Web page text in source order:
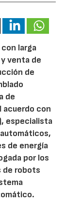
con larga
venta de
de
de
acuerdo con
especialista
de energía
por los
de robots